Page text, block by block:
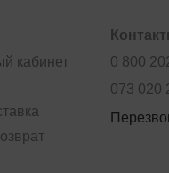
кабинет
0 800
073 020